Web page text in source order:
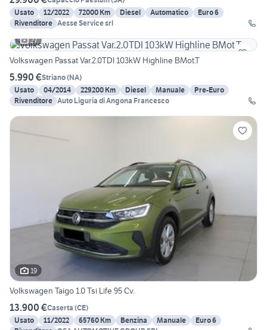
Usato
12/2022 72000 Km Diesel Automatico
Euro 6
Rivenditore Aesse Service srl
27
Volkswagen Passat Var.2.0TDI 103kW Highline BMot.T
5.990 €Striano(NA)
Usato
04/2014 229200 Km Diesel Manuale
Pre-Euro
Rivenditore Auto Liguria di Angona Francesco
19
Volkswagen Taigo 1.0 Tsi Life 95 Cv.
13.900 €Caserta (CE)
Usato
11/2022 65760 Km Benzina Manuale
Euro 6